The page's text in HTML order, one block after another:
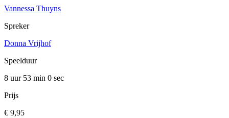
Vannessa Thuyns
Spreker
Donna Vrijhof
Speelduur
8 uur 53 min 0 sec
Prijs
€ 9,95